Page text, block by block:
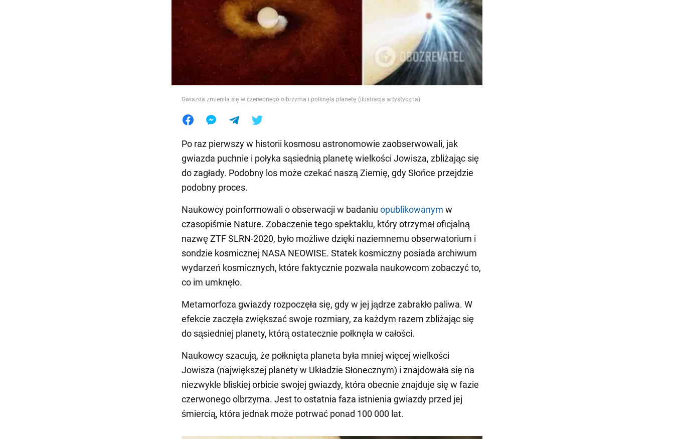
Jedzenie
Gwiazda zmieniła się w czerwonego olbrzyma i połknęła planetę (ilustracja artystyczna)
Po raz pierwszy w historii kosmosu astronomowie zaobserwowali, jak
gwiazda puchnie i połyka sąsiednią planetę wielkości Jowisza, zbliżając się
do zagłady. Podobny los może czekać naszą Ziemię, gdy Słońce przejdzie
podobny proces.
Naukowcy poinformowali o obserwacji w badaniu opublikowanym w
czasopiśmie Nature. Zobaczenie tego spektaklu, który otrzymał oficjalną
nazwę ZTF SLRN-2020, było możliwe dzięki naziemnemu obserwatorium i
sondzie kosmicznej NASA NEOWISE. Statek kosmiczny posiada archiwum
wydarzeń kosmicznych, które faktycznie pozwala naukowcom zobaczyć to,
co im umknęło.
Metamorfoza gwiazdy rozpoczęła się, gdy w jej jądrze zabrakło paliwa. W
efekcie zaczęła zwiększać swoje rozmiary, za każdym razem zbliżając się
do sąsiedniej planety, którą ostatecznie połknęła w całości.
Naukowcy szacują, że połknięta planeta była mniej więcej wielkości
Jowisza (największej planety w Układzie Słonecznym) i znajdowała się na
niezwykle bliskiej orbicie swojej gwiazdy, która obecnie znajduje się w fazie
czerwonego olbrzyma. Jest to ostatnia faza istnienia gwiazdy przed jej
śmiercią, która jednak może potrwać ponad 100 000 lat.